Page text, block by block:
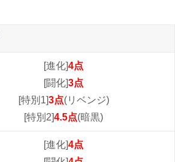
[進化]4点
[闘化]3点
[特別1]3点(リベンジ)
[特別2]4.5点(暗黒)
[進化]4点